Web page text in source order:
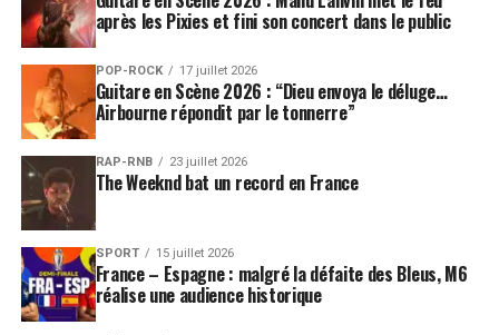
après les Pixies et fini son concert dans le public
POP-ROCK 17 juillet 2026
Guitare en Scène 2026 : “Dieu envoya le déluge…
Airbourne répondit par le tonnerre”
RAP-RNB 23 juillet 2026
The Weeknd bat un record en France
SPORT 15 juillet 2026
France – Espagne : malgré la défaite des Bleus, M6
réalise une audience historique